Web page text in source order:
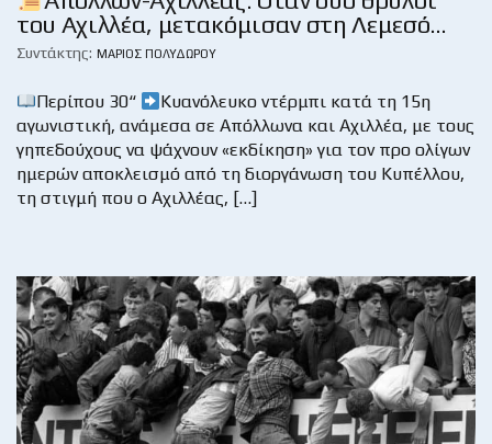
του Αχιλλέα, μετακόμισαν στη Λεμεσό…
Συντάκτης: ΜΆΡΙΟΣ ΠΟΛΥΔΏΡΟΥ
Περίπου 30“
Κυανόλευκο ντέρμπι κατά τη 15η
αγωνιστική, ανάμεσα σε Απόλλωνα και Αχιλλέα, με τους
γηπεδούχους να ψάχνουν «εκδίκηση» για τον προ ολίγων
ημερών αποκλεισμό από τη διοργάνωση του Κυπέλλου,
τη στιγμή που ο Αχιλλέας, […]